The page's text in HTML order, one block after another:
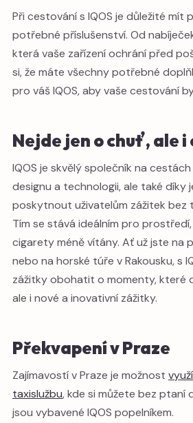
Při cestování s IQOS je důležité mít
potřebné příslušenství. Od
která vaše zařízení ochrání před
si, že máte všechny potřebné
pro váš IQOS, aby vaše cestování
Nejde jen o chuť, ale i
IQOS je skvělý společník na
designu a technologii, ale také díky
poskytnout uživatelům zážitek bez
Tím se stává ideálním pro
cigarety méně vítány. Ať už jste na
nebo na horské túře v Rakousku, s
zážitky obohatit o momenty, které
ale i nové a inovativní zážitky.
Překvapení v Praze
Zajímavostí v Praze je možnost
taxislužbu, kde si můžete bez ptaní
jsou vybavené IQOS popelníkem.